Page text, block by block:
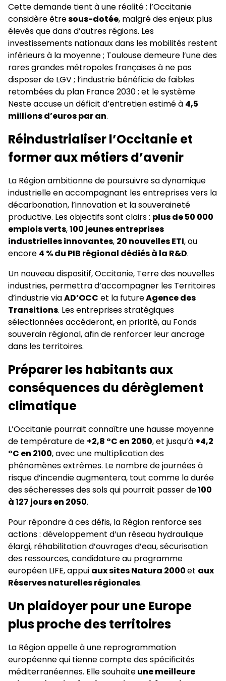
Cette demande tient à une réalité : l’Occitanie
considère êtresous-dotée, malgré des enjeux plus
élevés que dans d’autres régions. Les
investissements nationaux dans les mobilités restent
inférieurs à la moyenne ; Toulouse demeure l’une des
rares grandes métropoles françaises à ne pas
disposer de LGV ; l’industrie bénéficie de faibles
retombées du plan France 2030 ; et le système
Neste accuse un déficit d’entretien estimé à 4,5
millions d’euros par an.
Réindustrialiser l’Occitanie et
former aux métiers d’avenir
La Région ambitionne de poursuivre sa dynamique
industrielle en accompagnant les entreprises vers la
décarbonation, l’innovation et la souveraineté
productive. Les objectifs sont clairs : plus de 50 000
emplois verts,100 jeunes entreprises
industrielles innovantes, 20 nouvelles ETI, ou
encore 4 % du PIB régional dédiés à la R&D.
Un nouveau dispositif, Occitanie, Terre des nouvelles
industries, permettra d’accompagner les Territoires
d’industrie viaAD’OCC et la futureAgence des
Transitions. Les entreprises stratégiques
sélectionnées accéderont, en priorité, au Fonds
souverain régional, afin de renforcer leur ancrage
dans les territoires.
Préparer les habitants aux
conséquences du dérèglement
climatique
L’Occitanie pourrait connaître une hausse moyenne
de température de +2,8 °C en 2050, et jusqu’à +4,2
°C en 2100, avec une multiplication des
phénomènes extrêmes. Le nombre de journées à
risque d’incendie augmentera, tout comme la durée
des sécheresses des sols qui pourrait passer de100
à 127 jours en 2050.
Pour répondre à ces défis, la Région renforce ses
actions : développement d’un réseau hydraulique
élargi, réhabilitation d’ouvrages d’eau, sécurisation
des ressources, candidature au programme
européen LIFE, appui aux sites Natura 2000et aux
Réserves naturelles régionales.
Un plaidoyer pour une Europe
plus proche des territoires
La Région appelle à une reprogrammation
européenne qui tienne compte des spécificités
méditerranéennes. Elle souhaiteune meilleure